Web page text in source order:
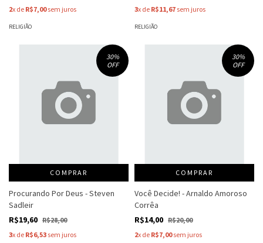
2x de R$7,00sem juros
RELIGIÃO
3x de R$11,67 sem juros
RELIGIÃO
30%
OFF
COMPRAR
Procurando Por Deus - Steven
Sadleir
R$19,60 R$28,00
3x de R$6,53 sem juros
30%
OFF
COMPRAR
Você Decide! - Arnaldo Amoroso
Corrêa
R$14,00 R$20,00
2x de R$7,00sem juros